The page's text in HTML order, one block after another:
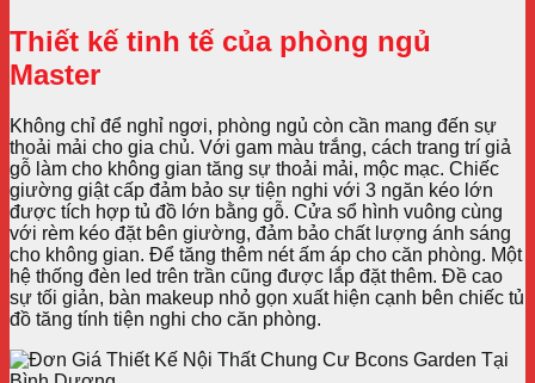
Thiết kế tinh tế của phòng ngủ
Master
Không chỉ để nghỉ ngơi, phòng ngủ còn cần mang đến sự
thoải mải cho gia chủ. Với gam màu trắng, cách trang trí giả
gỗ làm cho không gian tăng sự thoải mải, mộc mạc. Chiếc
giường giật cấp đảm bảo sự tiện nghi với 3 ngăn kéo lớn
được tích hợp tủ đồ lớn bằng gỗ. Cửa sổ hình vuông cùng
với rèm kéo đặt bên giường, đảm bảo chất lượng ánh sáng
cho không gian. Để tăng thêm nét ấm áp cho căn phòng. Một
hệ thống đèn led trên trần cũng được lắp đặt thêm. Đề cao
sự tối giản, bàn makeup nhỏ gọn xuất hiện cạnh bên chiếc tủ
đồ tăng tính tiện nghi cho căn phòng.